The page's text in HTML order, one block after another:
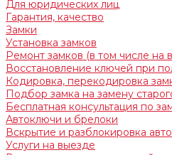
Для юридических лиц
Гарантия, качество
Замки
Установка замков
Ремонт замков (в том числе на
Восстановление ключей при
Кодировка, перекодировка
Подбор замка на замену
Бесплатная консультация по
Автоключи и брелоки
Вскрытие и разблокировка авто
Услуги на выезде